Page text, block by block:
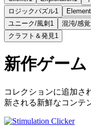
ロジックパズル1
ユニーク/風刺 1 混沌/感
クラフト＆発見 1
新作ゲーム
コレクションに追加さ
新される新鮮なコンテ